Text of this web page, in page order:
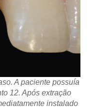
A paciente possuía
12. Após extração
instalado